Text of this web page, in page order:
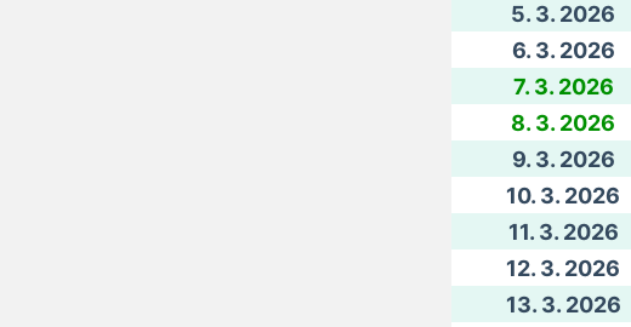
5. 3. 2026
6. 3. 2026
7. 3. 2026
8. 3. 2026
9. 3. 2026
10. 3. 2026
11. 3. 2026
12. 3. 2026
13. 3. 2026